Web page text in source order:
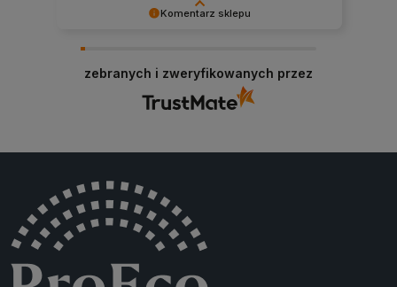
Komentarz sklepu
oczekiwania. Zapraszamy ponownie!
zebranych i zweryfikowanych przez